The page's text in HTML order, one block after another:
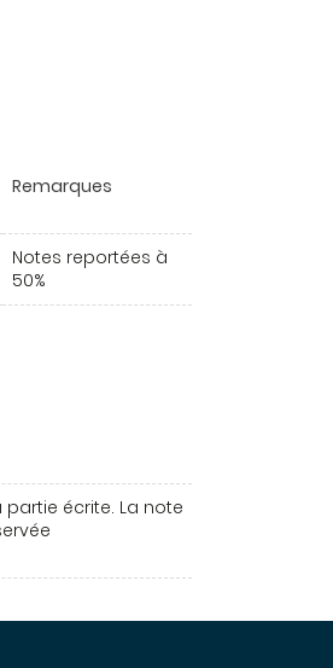
Remarques
Notes reportées à
50%
écrite. La note